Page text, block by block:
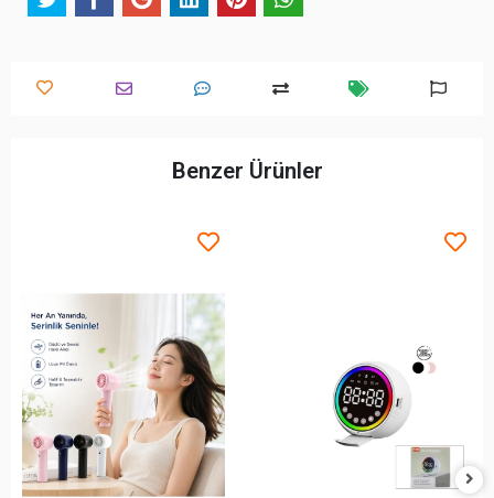
Benzer Ürünler